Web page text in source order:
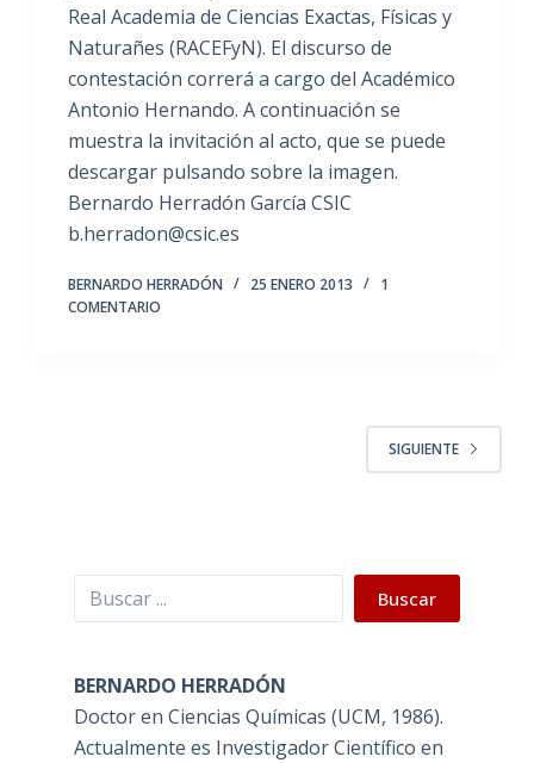
Real Academia de Ciencias Exactas, Físicas y
Naturañes (RACEFyN). El discurso de
contestación correrá a cargo del Académico
Antonio Hernando. A continuación se
muestra la invitación al acto, que se puede
descargar pulsando sobre la imagen.
Bernardo Herradón García CSIC
b.herradon@csic.es
BERNARDO HERRADÓN 25 ENERO 2013
1
COMENTARIO
SIGUIENTE
Buscar Buscar
BERNARDO HERRADÓN
Doctor en Ciencias Químicas (UCM, 1986).
Actualmente es Investigador Científico en